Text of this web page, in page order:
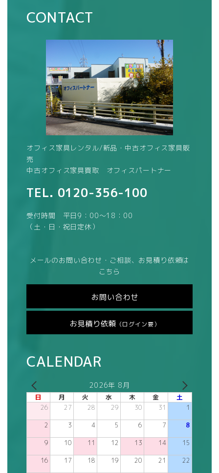
CONTACT
オフィス家具レンタル/新品・中古オフィス家具販
売
中古オフィス家具買取 オフィスパートナー
TEL. 0120-356-100
受付時間 平日9：00～18：00
（土・日・祝日定休）
メールのお問い合わせ・ご相談、お見積り依頼は
こちら
お問い合わせ
お見積り依頼 （ログイン要）
CALENDAR
2026年 8月
日 月 火 水 木 金 土
26 27 28 29 30 31 1
2 3 4 5 6 7 8
9 10 11 12 13 14 15
16 17 18 19 20 21 22